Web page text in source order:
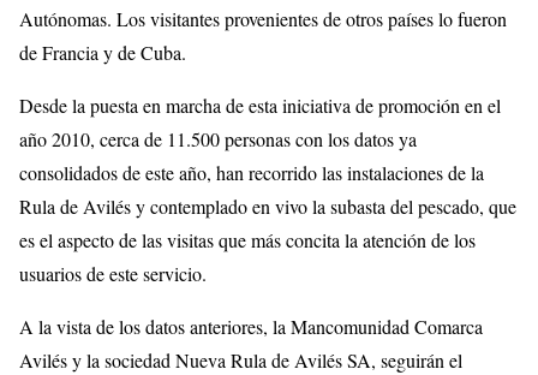
Autónomas. Los visitantes provenientes de otros países lo fueron
de Francia y de Cuba.
Desde la puesta en marcha de esta iniciativa de promoción en el
año 2010, cerca de 11.500 personas con los datos ya
consolidados de este año, han recorrido las instalaciones de la
Rula de Avilés y contemplado en vivo la subasta del pescado, que
es el aspecto de las visitas que más concita la atención de los
usuarios de este servicio.
A la vista de los datos anteriores, la Mancomunidad Comarca
Avilés y la sociedad Nueva Rula de Avilés SA, seguirán el